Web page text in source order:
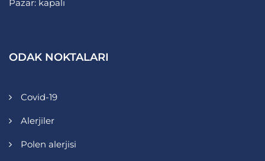
Pazar: kapalı
ODAK NOKTALARI
Covid-19
Alerjiler
Polen alerjisi